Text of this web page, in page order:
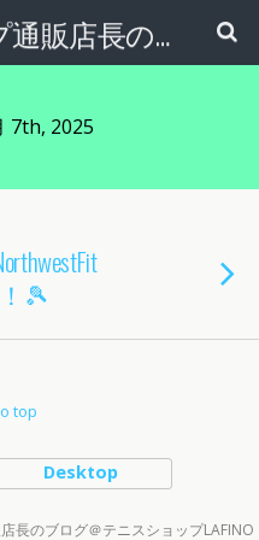
テニスショップ通販店長のブログ＠テニスショップLAFINO 西山克久
7th, 2025
🎾
top
Desktop
長のブログ＠テニスショップLAFINO